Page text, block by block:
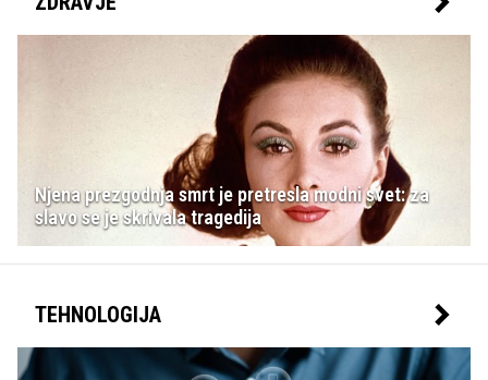
Njena prezgodnja smrt je pretresla modni svet: za
slavo se je skrivala tragedija
TEHNOLOGIJA